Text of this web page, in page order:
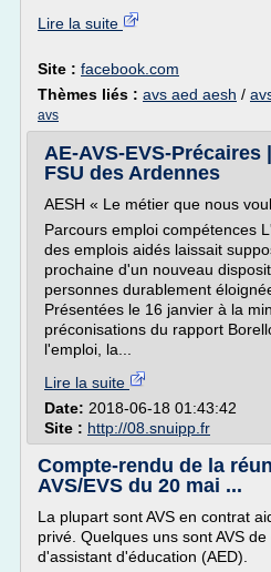
Lire la suite
Site : facebook.com
Thèmes liés : avs aed aesh /
avs
AE-AVS-EVS-Précaires
FSU des Ardennes
AESH « Le métier que nous
Parcours emploi compétences
des emplois aidés laissait
prochaine d'un nouveau
personnes durablement
Présentées le 16 janvier à la
préconisations du rapport
l'emploi, la...
Lire la suite
Date: 2018-06-18 01:43:42
Site : http://08.snuipp.fr
Compte-rendu de la
AVS/EVS du 20 mai ...
La plupart sont AVS en contrat
privé. Quelques uns sont AVS
d'assistant d'éducation (AED).